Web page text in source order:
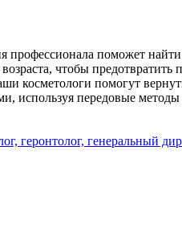
профессионала поможет
чтобы
косметологи помогут
используя передовые методы
геронтолог, генеральный